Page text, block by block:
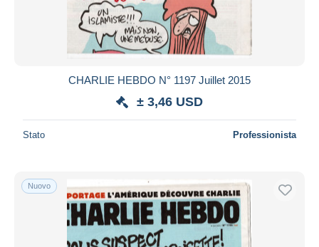
CHARLIE HEBDO N° 1197 Juillet 2015
± 3,46 USD
Stato Professionista
Nuovo